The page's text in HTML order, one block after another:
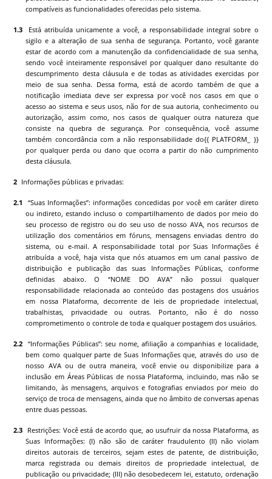
compatíveis as funcionalidades oferecidas pelo sistema.
Está atribuída unicamente a você, a responsabilidade integral sobre o
sigilo e a alteração de sua senha de segurança. Portanto, você garante
estar de acordo com a manutenção da confidencialidade de sua senha,
sendo você inteiramente responsável por qualquer dano resultante do
descumprimento desta cláusula e de todas as atividades exercidas por
meio de sua senha. Dessa forma, está de acordo também de que a
notificação imediata deve ser expressa por você nos casos em que o
acesso ao sistema e seus usos, não for de sua autoria, conhecimento ou
autorização, assim como, nos casos de qualquer outra natureza que
consiste na quebra de segurança. Por consequência, você assume
também concordância com a não responsabilidade do{{ PLATFORM_ }}
por qualquer perda ou dano que ocorra a partir do não cumprimento
desta cláusula.
Informações públicas e privadas:
“Suas Informações”: informações concedidas por você em caráter direto
ou indireto, estando incluso o compartilhamento de dados por meio do
seu processo de registro ou do seu uso de nosso AVA, nos recursos de
utilização dos comentários em fóruns, mensagens enviadas dentro do
sistema, ou e-mail. A responsabilidade total por Suas Informações é
atribuída a você, haja vista que nós atuamos em um canal passivo de
distribuição e publicação das suas Informações Públicas, conforme
definidas abaixo. O “NOME DO AVA” não possui qualquer
responsabilidade relacionada ao conteúdo das postagens dos usuários
em nossa Plataforma, decorrente de leis de propriedade intelectual,
trabalhistas, privacidade ou outras. Portanto, não é do nosso
comprometimento o controle de toda e qualquer postagem dos usuários.
“Informações Públicas”: seu nome, afiliação a companhias e localidade,
bem como qualquer parte de Suas Informações que, através do uso de
nosso AVA ou de outra maneira, você envie ou disponibilize para a
inclusão em Áreas Públicas de nossa Plataforma, incluindo, mas não se
limitando, às mensagens, arquivos e fotografias enviados por meio do
serviço de troca de mensagens, ainda que no âmbito de conversas apenas
entre duas pessoas.
Restrições: Você está de acordo que, ao usufruir da nossa Plataforma, as
Suas Informações: (I) não são de caráter fraudulento (II) não violam
direitos autorais de terceiros, sejam estes de patente, de distribuição,
marca registrada ou demais direitos de propriedade intelectual, de
publicação ou privacidade; (III) não desobedecem lei, estatuto, ordenação